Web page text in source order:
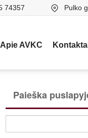
74357 Pulko
Apie AVKC
Paieška